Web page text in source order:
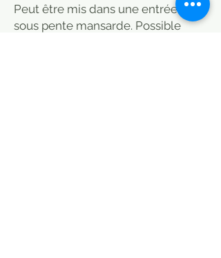
Peut être mis dans une entrée ou
sous pente mansarde. Possible